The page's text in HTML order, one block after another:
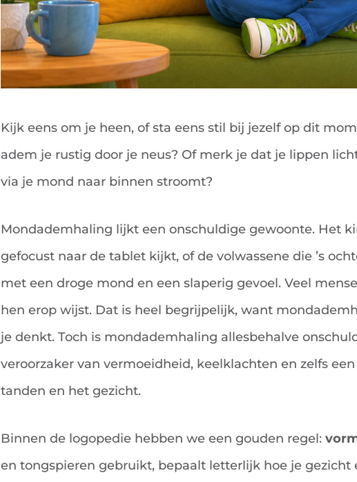
Kijk eens om je heen, of sta eens stil bij jezelf op dit
adem je rustig door je neus? Of merk je dat je lippen
via je mond naar binnen stroomt?
Mondademhaling lijkt een onschuldige gewoonte. Het
gefocust naar de tablet kijkt, of de volwassene die ’s
met een droge mond en een slaperig gevoel. Veel
hen erop wijst. Dat is heel begrijpelijk, want
je denkt. Toch is mondademhaling allesbehalve
veroorzaker van vermoeidheid, keelklachten en zelfs
tanden en het gezicht.
Binnen de logopedie hebben we een gouden regel:
en tongspieren gebruikt, bepaalt letterlijk hoe je gezicht